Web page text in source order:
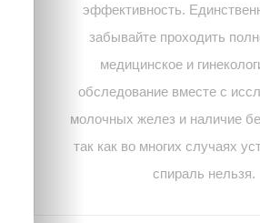
эффективность.
забывайте проходить
медицинское и
обследование вместе с
молочных желез и наличие
так как во многих случаях
спираль нельзя.